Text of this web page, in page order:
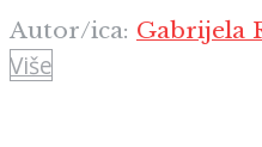
Autor/ica: Gabrijela
Više